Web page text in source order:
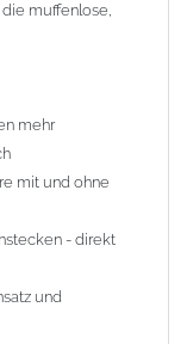
verzinkten
Metalle werden
muffenlose,
mehr
mit und ohne
- direkt
und